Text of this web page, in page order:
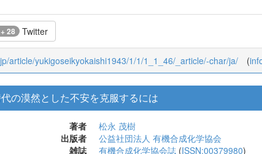
28 Twitter
article/yukigoseikyokaishi1943/1/1/1_1_46/_article/-char/ja/
代の漠然とした不安を克服するには